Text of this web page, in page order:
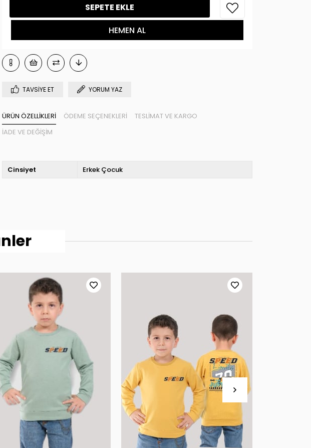
TAVSIYE ET YORUM YAZ
ÜRÜN ÖZELLIKLERI ÖDEME SEÇENEKLERI
TESLIMAT VE KARGO
İADE VE DEĞIŞIM
Cinsiyet Erkek Çocuk